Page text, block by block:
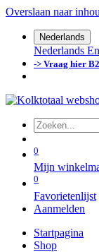
Overslaan naar
Nederlands
Nederlands
-> Vraag hier
0
Mijn
0
Favorietenlijst
Aanmelden
Startpagina
Shop